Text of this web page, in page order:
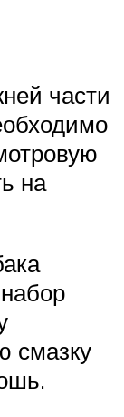
части
на
смазку